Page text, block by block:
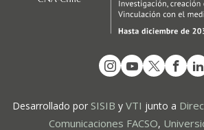
Desarrollado por SISIB y VTI junto a
Comunicaciones FACSO,